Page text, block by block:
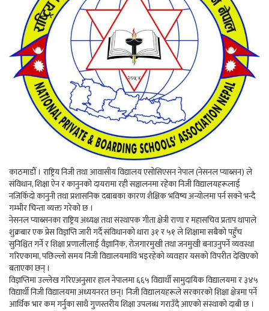
काठमाडौँ । राष्ट्रिय निजी तथा आवासीय विद्यालय एसोसिएसन नेपाल (नेसनल प्याब्सन) ले
संविधान, शिक्षा ऐन र कानुनको दायरामा रही सञ्चालनमा रहेका निजी विद्यालयहरूलाई
नजिकिँदो कानुनी तथा प्रशासनिक दबाबका कारण शैक्षिक भविष्य अन्योलमा पर्न सक्ने भन्दै
गम्भीर चिन्ता व्यक्त गरेको छ ।
नेसनल प्याब्सनका राष्ट्रिय अध्यक्ष तथा संस्थापक गीता क्षेत्री राणा र महासचिव प्रताप थापाले
शुक्रबार एक प्रेस विज्ञप्ति जारी गर्दै संविधानको धारा ३१ र ५१ ले शिक्षामा सबैको पहुँच
सुनिश्चित गर्ने र शिक्षा प्रणालीलाई वैज्ञानिक, रोजगारमुखी तथा जनमुखी बनाउनुपर्ने व्यवस्था
गरिएकामा, पछिल्लो समय निजी विद्यालयमाथि भइरहेको व्यवहार यसको विपरीत देखिएको
बताएका छन् ।
विज्ञप्तिमा उल्लेख गरिएअनुसार हाल नेपालमा ६६५ विद्यार्थी सामुदायिक विद्यालयमा र ३४५
विद्यार्थी निजी विद्यालयमा अध्ययनरत छन्। निजी विद्यालयहरूले सरकारको शिक्षा क्षेत्रमा पर्ने
आर्थिक भार कम गर्नुका साथै गुणस्तरीय शिक्षा उपलब्ध गराउँदै आएको संस्थाको दाबी छ ।